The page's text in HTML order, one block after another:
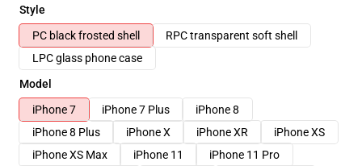
Style
PC black frosted shell
RPC transparent soft shell
LPC glass phone case
Model
iPhone 7
iPhone 7 Plus
iPhone 8
iPhone 8 Plus
iPhone X iPhone XR
iPhone XS
iPhone XS Max
iPhone 11
iPhone 11 Pro